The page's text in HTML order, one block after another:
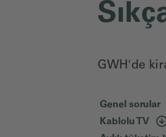
GWH'de
Genel sorular
Kablolu TV